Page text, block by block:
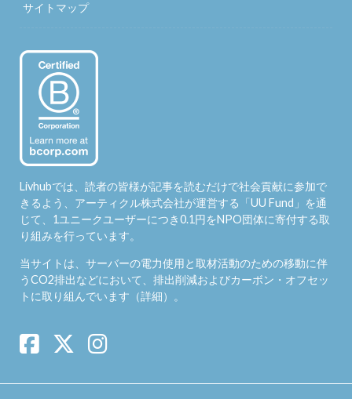
サイトマップ
Livhubでは、読者の皆様が記事を読むだけで社会貢献に参加で
きるよう、アーティクル株式会社が運営する「UU Fund 」を通
じて、1ユニークユーザーにつき0.1円をNPO団体に寄付する取
り組みを行っています。
当サイトは、サーバーの電力使用と取材活動のための移動に伴
うCO2排出などにおいて、排出削減およびカーボン・オフセッ
トに取り組んでいます（詳細）。